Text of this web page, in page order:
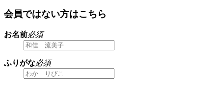
会員ではない方はこちら
お名前必須
ふりがな必須